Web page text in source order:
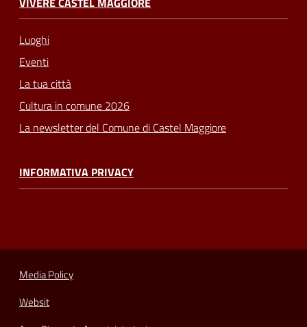
Luoghi
Eventi
La tua città
Cultura in comune 2026
La newsletter del Comune di Castel Maggiore
INFORMATIVA PRIVACY
Media Policy
Websit